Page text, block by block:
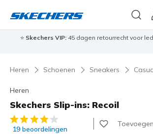
⭐ Skechers VIP:45 dagen retourrecht voor
Heren Schoenen Sneakers
Heren
Skechers Slip-ins: Recoil
5 van de 5 klantbeoordelingen
19 beoordelingen